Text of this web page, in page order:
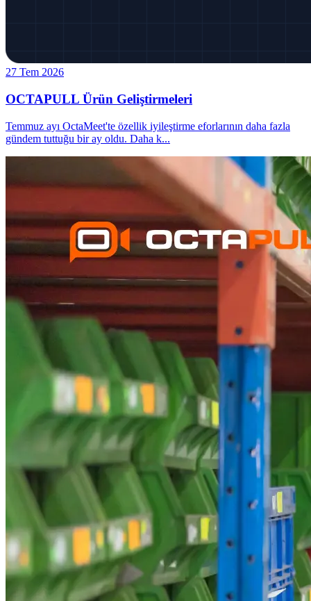
27 Tem 2026
OCTAPULL Ürün Geliştirmeleri
Temmuz ayı OctaMeet'te özellik iyileştirme eforlarının daha fazla
gündem tuttuğu bir ay oldu. Daha k...